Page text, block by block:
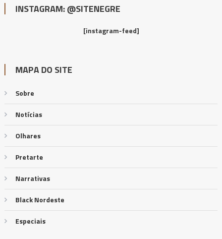
INSTAGRAM: @SITENEGRE
[instagram-feed]
MAPA DO SITE
Sobre
Notícias
Olhares
Pretarte
Narrativas
Black Nordeste
Especiais